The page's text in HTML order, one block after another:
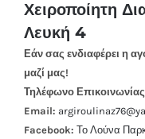
Χειροποίητη
Λευκή 4
Εάν σας ενδιαφέρει η
μαζί μας!
Τηλέφωνο
Email:
Facebook: Το Λούνα